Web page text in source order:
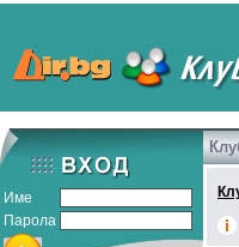
Име
Парола